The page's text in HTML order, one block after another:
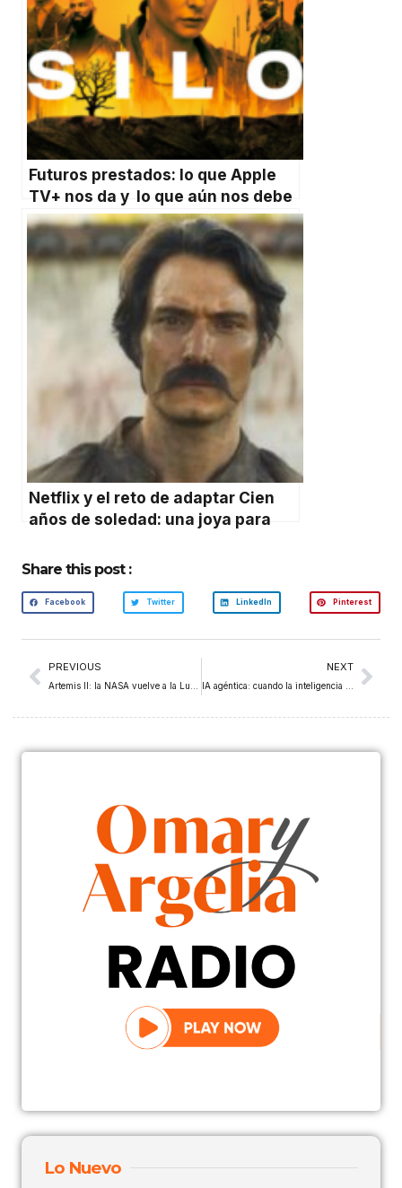
Futuros prestados: lo que Apple
TV+ nos da y lo que aún nos debe
Netflix y el reto de adaptar Cien
años de soledad: una joya para
Share this post :
Facebook Twitter LinkedIn Pinterest
PREVIOUS NEXT
Lo Nuevo